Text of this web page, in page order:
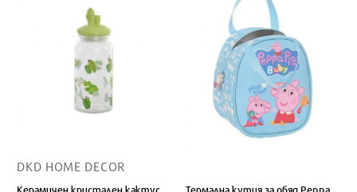
DKD HOME DECOR